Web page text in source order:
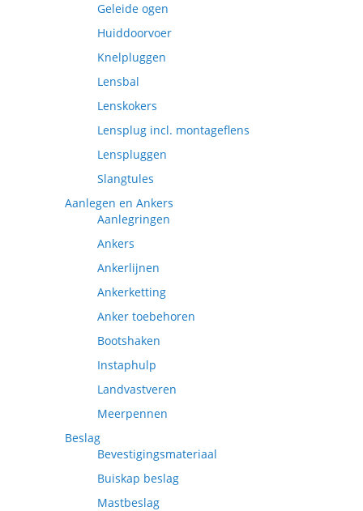
Geleide ogen
Huiddoorvoer
Knelpluggen
Lensbal
Lenskokers
Lensplug incl. montageflens
Lenspluggen
Slangtules
Aanlegen en Ankers
Aanlegringen
Ankers
Ankerlijnen
Ankerketting
Anker toebehoren
Bootshaken
Instaphulp
Landvastveren
Meerpennen
Beslag
Bevestigingsmateriaal
Buiskap beslag
Mastbeslag